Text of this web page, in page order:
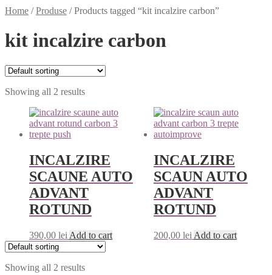
Home /Produse /Products tagged “kit incalzire carbon”
kit incalzire carbon
Showing all 2 results
INCALZIRE
SCAUNE AUTO
ADVANT
ROTUND
390,00 lei Add to cart
INCALZIRE
SCAUN AUTO
ADVANT
ROTUND
200,00 lei Add to cart
Showing all 2 results